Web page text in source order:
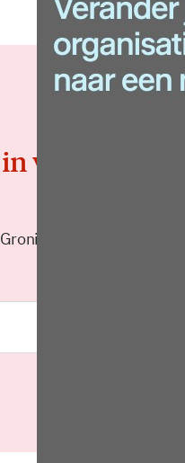
voor de
elke middag in je